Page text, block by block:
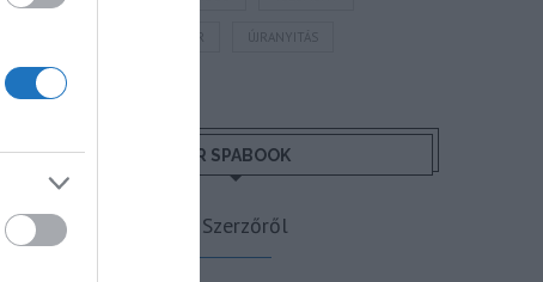
WIZZAIR ÚJRANYITÁS
MR SPABOOK
A Szerzőről